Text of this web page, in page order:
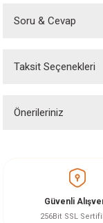
Soru & Cevap
Ürün
Taksit Seçenekleri
Önerileriniz
Görüş ve önerileriniz için
Ürün resmi
Güvenli
256Bit SSL